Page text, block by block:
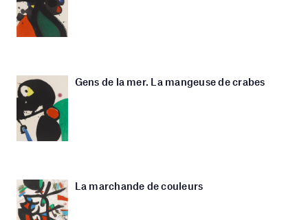
Gens de la mer. La mangeuse de crabes
La marchande de couleurs